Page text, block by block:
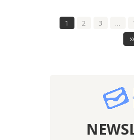
1 2 3